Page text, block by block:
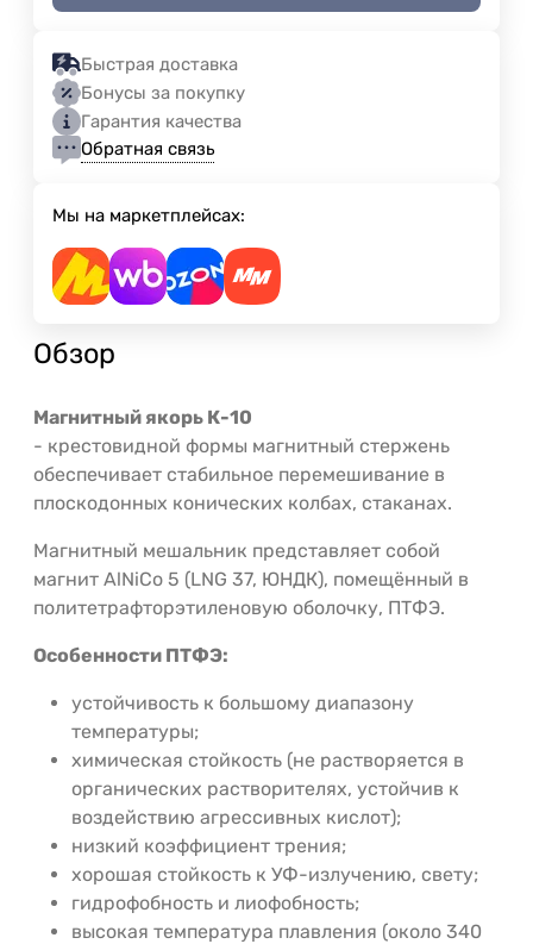
Быстрая доставка
Бонусы за покупку
Гарантия качества
Обратная связь
Мы на маркетплейсах:
Обзор
Магнитный якорь К-10
- крестовидной формы магнитный стержень
обеспечивает стабильное перемешивание в
плоскодонных конических колбах, стаканах.
Магнитный мешальник представляет собой
магнит AlNiCo 5 (LNG 37, ЮНДК), помещённый в
политетрафторэтиленовую оболочку, ПТФЭ.
Особенности ПТФЭ:
устойчивость к большому диапазону
температуры;
химическая стойкость (не растворяется в
органических растворителях, устойчив к
воздействию агрессивных кислот);
низкий коэффициент трения;
хорошая стойкость к УФ-излучению, свету;
гидрофобность и лиофобность;
высокая температура плавления (около 340